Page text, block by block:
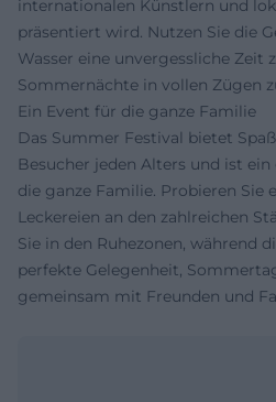
internationalen Künstlern und
präsentiert wird. Nutzen Sie die
Wasser eine unvergessliche Zeit
Sommernächte in vollen Zügen
Ein Event für die ganze Familie
Das Summer Festival bietet
Besucher jeden Alters und ist
die ganze Familie. Probieren Sie
Leckereien an den zahlreichen
Sie in den Ruhezonen, während
perfekte Gelegenheit,
gemeinsam mit Freunden und